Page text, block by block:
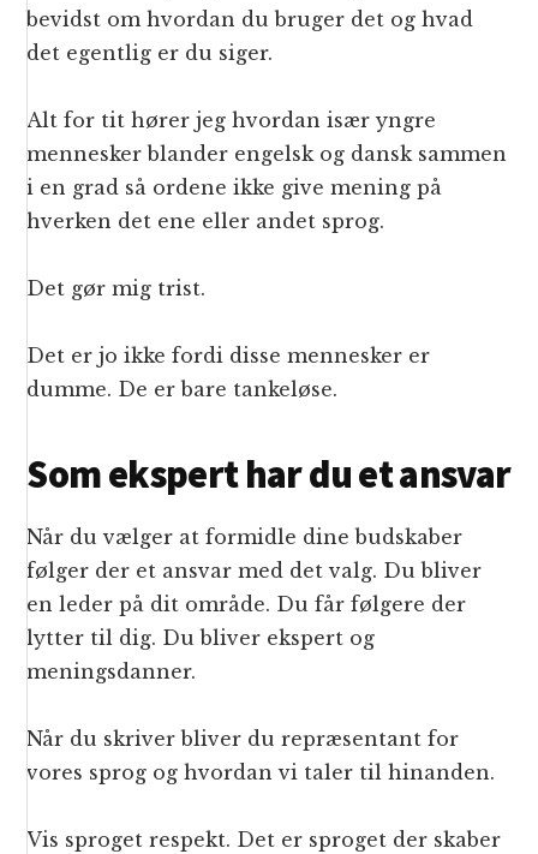
bevidst om hvordan du bruger det og hvad
det egentlig er du siger.
Alt for tit hører jeg hvordan især yngre
mennesker blander engelsk og dansk sammen
i en grad så ordene ikke give mening på
hverken det ene eller andet sprog.
Det gør mig trist.
Det er jo ikke fordi disse mennesker er
dumme. De er bare tankeløse.
Som ekspert har du et ansvar
Når du vælger at formidle dine budskaber
følger der et ansvar med det valg. Du bliver
en leder på dit område. Du får følgere der
lytter til dig. Du bliver ekspert og
meningsdanner.
Når du skriver bliver du repræsentant for
vores sprog og hvordan vi taler til hinanden.
Vis sproget respekt. Det er sproget der skaber